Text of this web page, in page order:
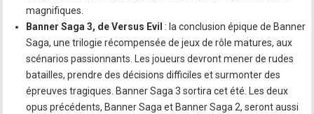
magnifiques.
Banner Saga 3, de Versus Evil : la conclusion épique de Banner
Saga, une trilogie récompensée de jeux de rôle matures, aux
scénarios passionnants. Les joueurs devront mener de rudes
batailles, prendre des décisions difficiles et surmonter des
épreuves tragiques. Banner Saga 3 sortira cet été. Les deux
opus précédents, Banner Saga et Banner Saga 2, seront aussi